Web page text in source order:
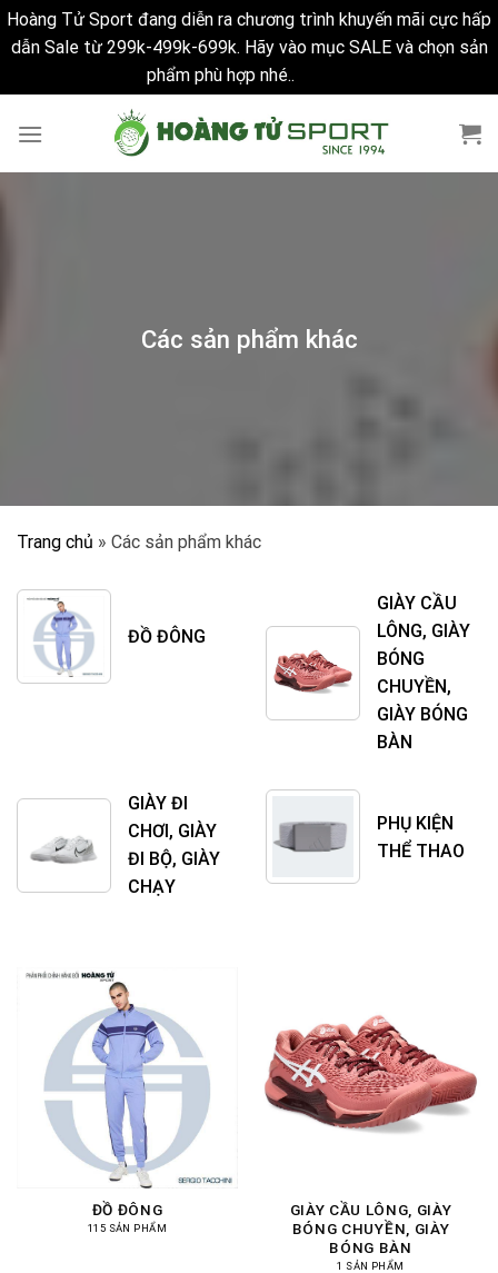
Hoàng Tử Sport đang diễn ra chương trình khuyến mãi cực hấp
dẫn Sale từ 299k-499k-699k. Hãy vào mục SALE và chọn sản
phẩm phù hợp nhé..
Các sản phẩm khác
Trang chủ » Các sản phẩm khác
ĐỒ ĐÔNG
GIÀY CẦU
LÔNG, GIÀY
BÓNG
CHUYỀN,
GIÀY BÓNG
BÀN
GIÀY ĐI
CHƠI, GIÀY
ĐI BỘ, GIÀY
CHẠY
PHỤ KIỆN
THỂ THAO
ĐỒ ĐÔNG
115 SẢN PHẨM
GIÀY CẦU LÔNG, GIÀY
BÓNG CHUYỀN, GIÀY
BÓNG BÀN
1 SẢN PHẨM